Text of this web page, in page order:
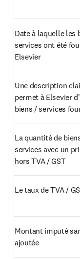
Date à laquelle les
services ont été
Elsevier
Une description
permet à Elsevier
biens / services
La quantité de
services avec un
hors TVA / GST
Le taux de TVA /
Montant imputé
ajoutée